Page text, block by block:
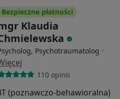
Bezpieczne płatności
Klaudia
Psychotraumatolog ·
110 opinii
(poznawczo-behawioralna)